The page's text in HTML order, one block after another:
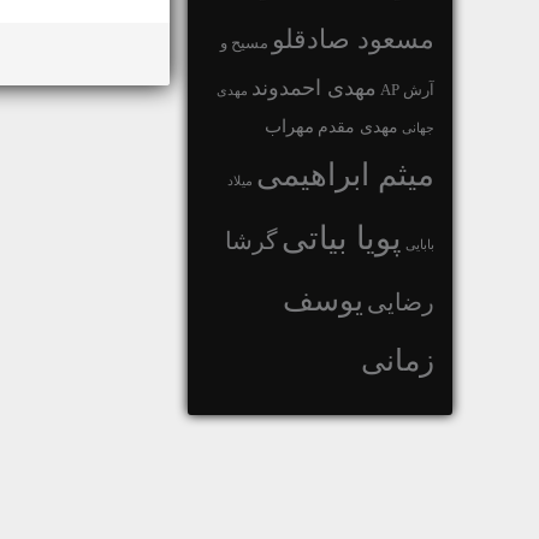
مسعود صادقلو مسیح و
آرش AP مهدی احمدوند مهدی
جهانی مهدی مقدم مهراب
میثم ابراهیمی میلاد
بابایی پویا بیاتیگرشا
رضایی یوسف
زمانی